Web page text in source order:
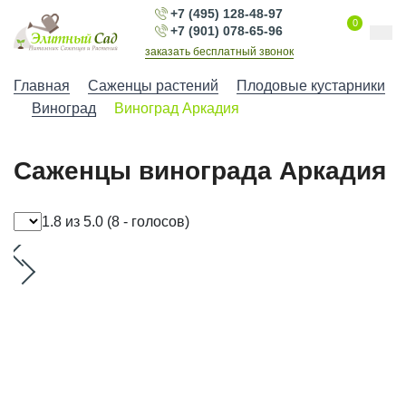
+7 (495) 128-48-97
+7 (901) 078-65-96
заказать бесплатный звонок
0
Главная Саженцы растений
Плодовые кустарники
Виноград
Виноград Аркадия
Саженцы винограда Аркадия
1.8 из 5.0 (8 - голосов)